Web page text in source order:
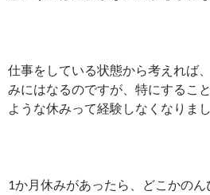
仕事をしている状態から考えれば
みにはなるのですが、特にするこ
ような休みって経験しなくなりまし
1か月休みがあったら、どこかの